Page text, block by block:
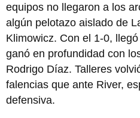
equipos no llegaron a los
algún pelotazo aislado de
Klimowicz. Con el 1-0,
ganó en profundidad con
Rodrigo Díaz. Talleres
falencias que ante River,
defensiva.